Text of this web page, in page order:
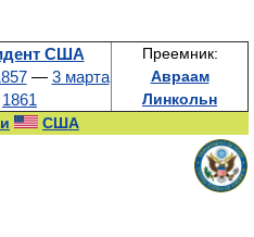
США
— 3 марта
1861
Преемник:
Авраам
Линкольн
США